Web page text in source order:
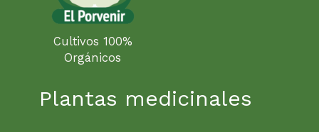
Cultivos 100%
Orgánicos
Plantas medicinales